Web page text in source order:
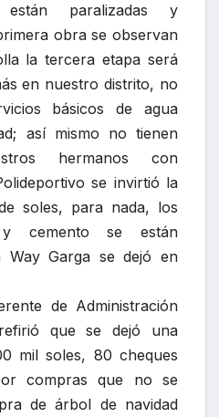
paralizadas y
obra se observan
la tercera etapa será
en nuestro distrito, no
básicos de agua
así mismo no tienen
hermanos con
se invirtió la
soles, para nada, los
cemento se están
Garga se dejó en
de Administración
que se dejó una
mil soles, 80 cheques
compras que no se
de árbol de navidad